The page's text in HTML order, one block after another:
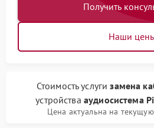
Получить
Наши
Стоимость услугизамена
устройства аудиосистема
Цена актуальна на